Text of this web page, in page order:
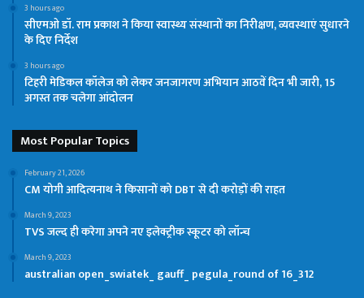
3 hours ago
सीएमओ डॉ. राम प्रकाश ने किया स्वास्थ्य संस्थानों का निरीक्षण, व्यवस्थाएं सुधारने
के दिए निर्देश
3 hours ago
टिहरी मेडिकल कॉलेज को लेकर जनजागरण अभियान आठवें दिन भी जारी, 15
अगस्त तक चलेगा आंदोलन
Most Popular Topics
February 21, 2026
CM योगी आदित्यनाथ ने किसानों को DBT से दी करोड़ों की राहत
March 9, 2023
TVS जल्द ही करेगा अपने नए इलेक्ट्रीक स्कूटर को लॉन्च
March 9, 2023
australian open_swiatek_ gauff_ pegula_round of 16_312